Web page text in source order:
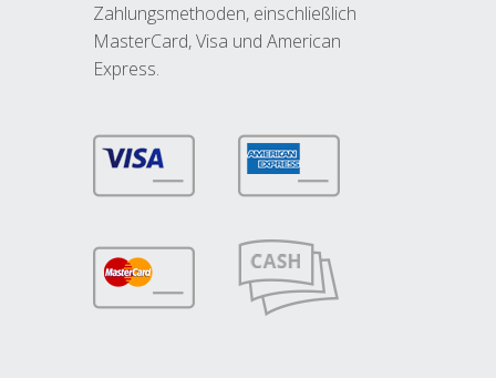
Zahlungsmethoden, einschließlich
MasterCard, Visa und American
Express.